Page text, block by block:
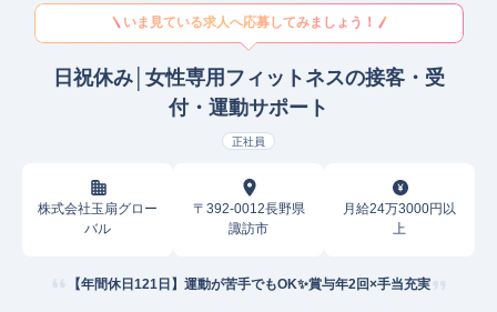
いま見ている求人へ応募してみましょう！
日祝休み│女性専用フィットネスの接客・受
付・運動サポート
正社員
株式会社玉扇グロー
バル
〒392-0012長野県
諏訪市
月給24万3000円以
上
【年間休日121日】運動が苦手でもOK✨賞与年2回×手当充実